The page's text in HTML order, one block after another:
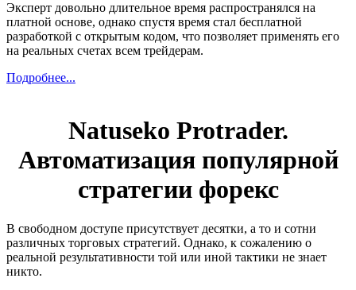
Эксперт довольно длительное время распространялся на
платной основе, однако спустя время стал бесплатной
разработкой с открытым кодом, что позволяет применять его
на реальных счетах всем трейдерам.
Подробнее...
Natuseko Protrader.
Автоматизация популярной
стратегии форекс
В свободном доступе присутствует десятки, а то и сотни
различных торговых стратегий. Однако, к сожалению о
реальной результативности той или иной тактики не знает
никто.